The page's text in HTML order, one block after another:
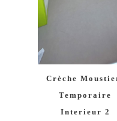
Crèche
Temporaire
Interieur 2